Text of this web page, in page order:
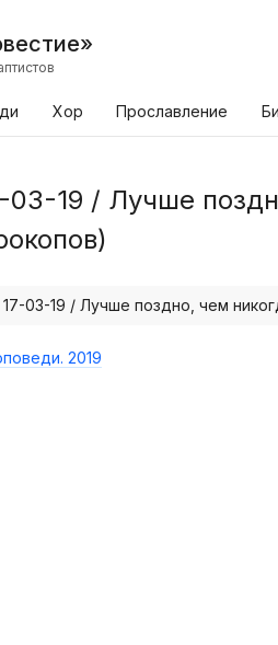
Хор Прославление
03-19 / Лучше
17-03-19 / Лучше поздно, чем
2019